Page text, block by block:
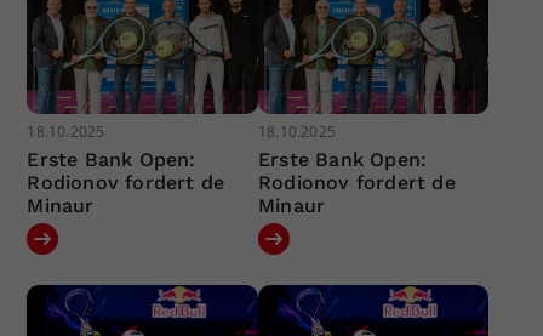
18.10.2025
Erste Bank Open:
Rodionov fordert de
Minaur
18.10.2025
Erste Bank Open:
Rodionov fordert de
Minaur